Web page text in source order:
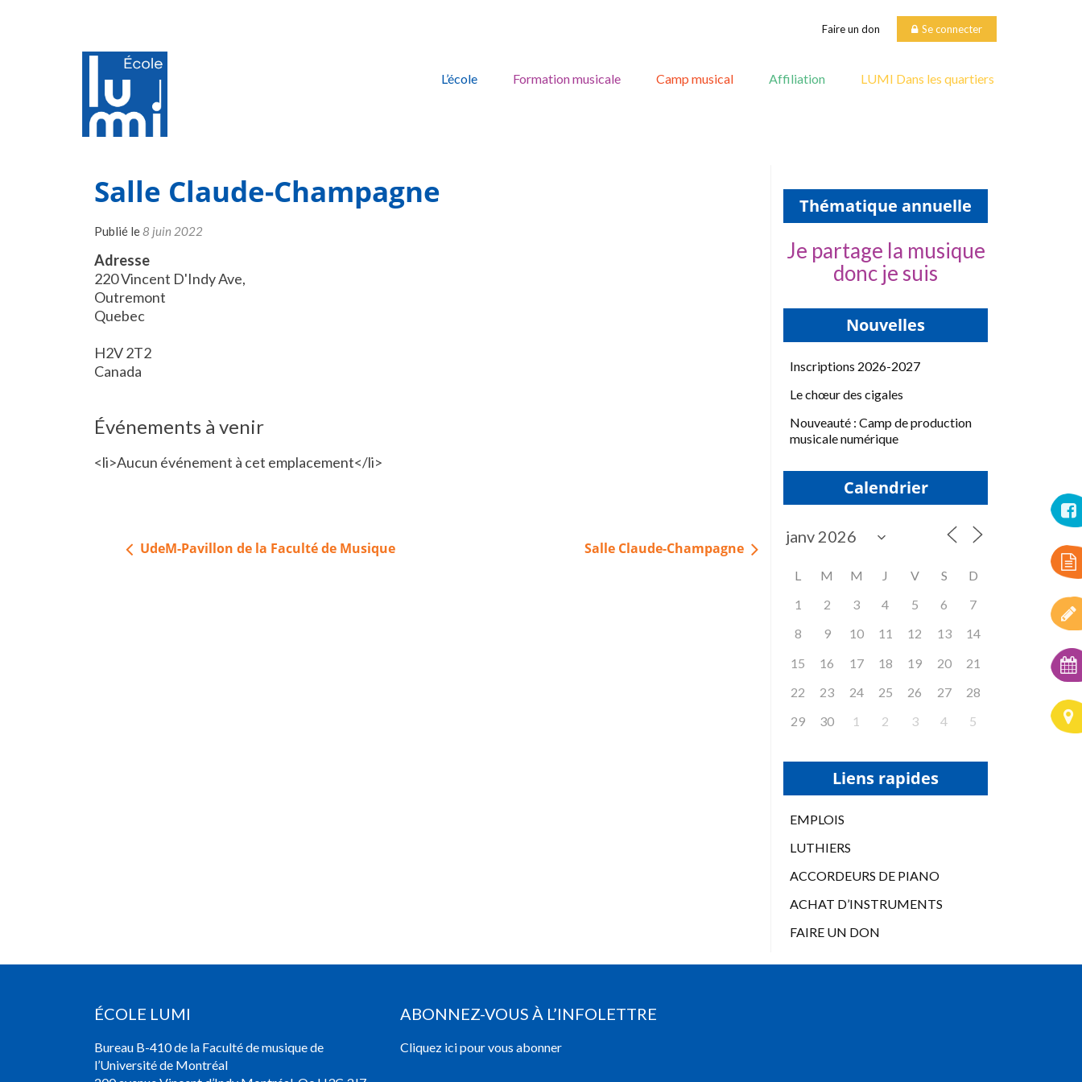
Faire un don Se connecter
content
L’école Formation musicale Camp musical Affiliation LUMI Dans les quartiers
Salle Claude-Champagne
Publié le8 juin 2022
Adresse
220 Vincent D'Indy Ave,
Outremont
Quebec
H2V 2T2
Canada
Événements à venir
<li>Aucun événement à cet emplacement</li>
Navigation
UdeM-Pavillon de la Faculté de Musique Salle Claude-Champagne
Thématique annuelle
Je partage la musique
donc je suis
Nouvelles
Inscriptions 2026-2027
Le chœur des cigales
Nouveauté : Camp de production
musicale numérique
Calendrier
L M M J V S
D
1
2 3 4 5 6
7
8
9 10 11 12 13
14
15
16 17 18 19 20
21
22
23 24 25 26 27
28
29
30 1 2 3 4 5
Liens rapides
EMPLOIS
LUTHIERS
ACCORDEURS DE PIANO
ACHAT D’INSTRUMENTS
FAIRE UN DON
ÉCOLE LUMI
Bureau B-410 de la Faculté de musique de
l’Université de Montréal
ABONNEZ-VOUS À L’INFOLETTRE
Cliquez ici pour vous abonner